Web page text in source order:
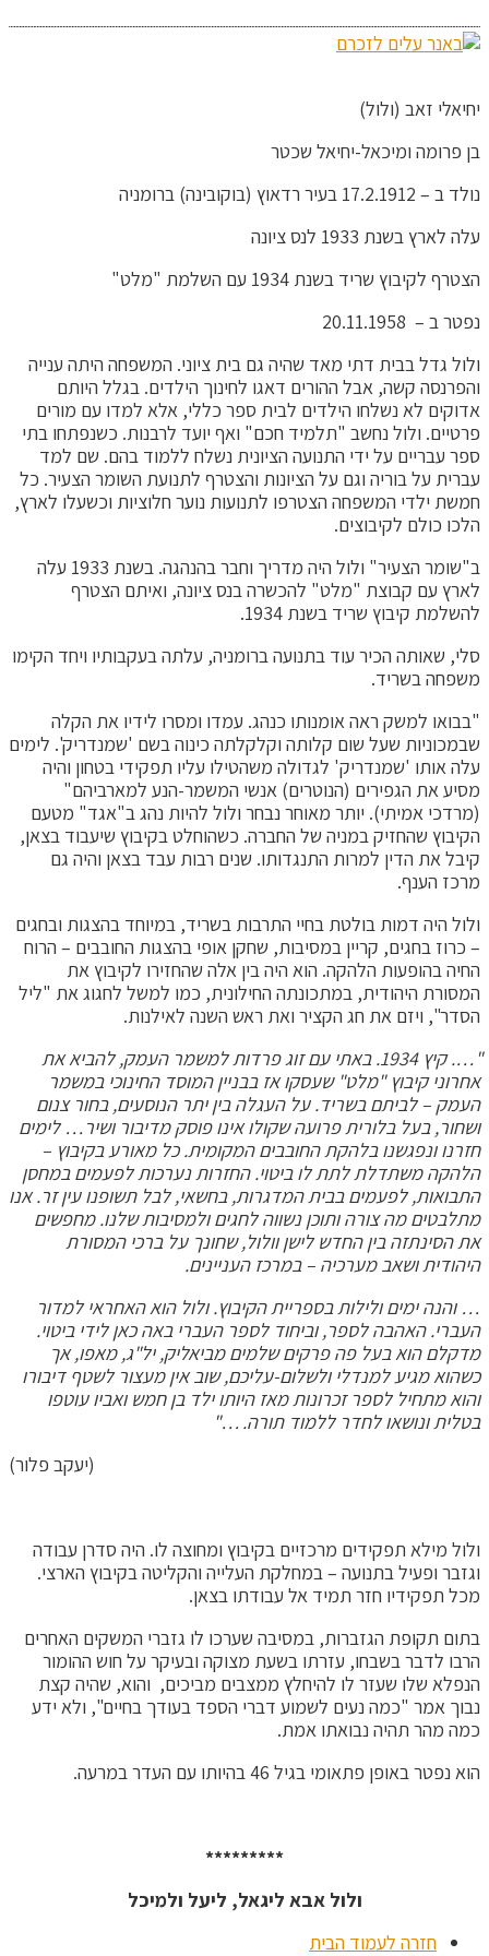
יחיאלי זאב (ולול)
בן פרומה ומיכאל-יחיאל שכטר
נולד ב – 17.2.1912 בעיר רדאוץ (בוקובינה) ברומניה
עלה לארץ בשנת 1933 לנס ציונה
הצטרף לקיבוץ שריד בשנת 1934 עם השלמת "מלט"
נפטר ב – 20.11.1958
ולול גדל בבית דתי מאד שהיה גם בית ציוני. המשפחה היתה ענייה
והפרנסה קשה, אבל ההורים דאגו לחינוך הילדים. בגלל היותם
אדוקים לא נשלחו הילדים לבית ספר כללי, אלא למדו עם מורים
פרטיים. ולול נחשב "תלמיד חכם" ואף יועד לרבנות. כשנפתחו בתי
ספר עבריים על ידי התנועה הציונית נשלח ללמוד בהם. שם למד
עברית על בוריה וגם על הציונות והצטרף לתנועת השומר הצעיר. כל
חמשת ילדי המשפחה הצטרפו לתנועות נוער חלוציות וכשעלו לארץ,
הלכו כולם לקיבוצים.
ב"שומר הצעיר" ולול היה מדריך וחבר בהנהגה. בשנת 1933 עלה
לארץ עם קבוצת "מלט" להכשרה בנס ציונה, ואיתם הצטרף
להשלמת קיבוץ שריד בשנת 1934.
סלי, שאותה הכיר עוד בתנועה ברומניה, עלתה בעקבותיו ויחד הקימו
משפחה בשריד.
"בבואו למשק ראה אומנותו כנהג. עמדו ומסרו לידיו את הקלה
שבמכוניות שעל שום קלותה וקלקלתה כינוה בשם 'שמנדריק'. לימים
עלה אותו 'שמנדריק' לגדולה משהטילו עליו תפקידי בטחון והיה
מסיע את הגפירים (הנוטרים) אנשי המשמר-הנע למארביהם"
(מרדכי אמיתי). יותר מאוחר נבחר ולול להיות נהג ב"אגד" מטעם
הקיבוץ שהחזיק במניה של החברה. כשהוחלט בקיבוץ שיעבוד בצאן,
קיבל את הדין למרות התנגדותו. שנים רבות עבד בצאן והיה גם
מרכז הענף.
ולול היה דמות בולטת בחיי התרבות בשריד, במיוחד בהצגות ובחגים
– כרוז בחגים, קריין במסיבות, שחקן אופי בהצגות החובבים – הרוח
החיה בהופעות הלהקה. הוא היה בין אלה שהחזירו לקיבוץ את
המסורת היהודית, במתכונתה החילונית, כמו למשל לחגוג את "ליל
הסדר", ויזם את חג הקציר ואת ראש השנה לאילנות.
"…. קיץ 1934. באתי עם זוג פרדות למשמר העמק, להביא את
אחרוני קיבוץ "מלט" שעסקו אז בבניין המוסד החינוכי במשמר
העמק – לביתם בשריד. על העגלה בין יתר הנוסעים, בחור צנום
ושחור, בעל בלורית פרועה שקולו אינו פוסק מדיבור ושיר… לימים
חזרנו ונפגשנו בלהקת החובבים המקומית. כל מאורע בקיבוץ –
הלהקה משתדלת לתת לו ביטוי. החזרות נערכות לפעמים במחסן
התבואות, לפעמים בבית המדגרות, בחשאי, לבל תשופנו עין זר. אנו
מתלבטים מה צורה ותוכן נשווה לחגים ולמסיבות שלנו. מחפשים
את הסינתזה בין החדש לישן וולול, שחונך על ברכי המסורת
היהודית ושאב מערכיה – במרכז העניינים.
… והנה ימים ולילות בספריית הקיבוץ. ולול הוא האחראי למדור
העברי. האהבה לספר, וביחוד לספר העברי באה כאן לידי ביטוי.
מדקלם הוא בעל פה פרקים שלמים מביאליק, יל"ג, מאפו, אך
כשהוא מגיע למנדלי ולשלום-עליכם, שוב אין מעצור לשטף דיבורו
והוא מתחיל לספר זכרונות מאז היותו ילד בן חמש ואביו עוטפו
בטלית ונושאו לחדר ללמוד תורה. …"
(יעקב פלור)
ולול מילא תפקידים מרכזיים בקיבוץ ומחוצה לו. היה סדרן עבודה
וגזבר ופעיל בתנועה – במחלקת העלייה והקליטה בקיבוץ הארצי.
מכל תפקידיו חזר תמיד אל עבודתו בצאן.
בתום תקופת הגזברות, במסיבה שערכו לו גזברי המשקים האחרים
הרבו לדבר בשבחו, עזרתו בשעת מצוקה ובעיקר על חוש ההומור
הנפלא שלו שעזר לו להיחלץ ממצבים מביכים, והוא, שהיה קצת
נבוך אמר "כמה נעים לשמוע דברי הספד בעודך בחיים", ולא ידע
כמה מהר תהיה נבואתו אמת.
הוא נפטר באופן פתאומי בגיל 46 בהיותו עם העדר במרעה.
*********
ולול אבא ליגאל, ליעל ולמיכל
חזרה לעמוד הבית